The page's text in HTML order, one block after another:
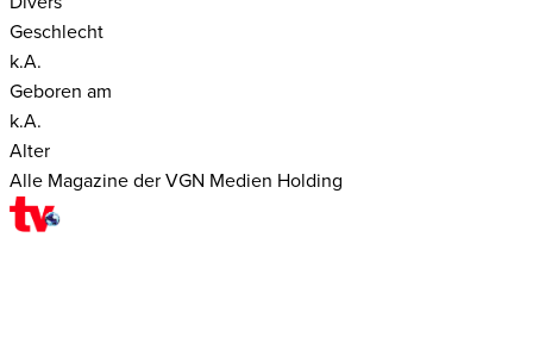
Geschlecht
k.A.
Geboren am
k.A.
Alter
Alle Magazine der VGN Medien Holding